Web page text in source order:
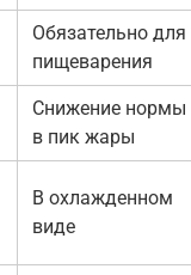
Обязательно для
пищеварения
Снижение нормы
в пик жары
В охлажденном
виде